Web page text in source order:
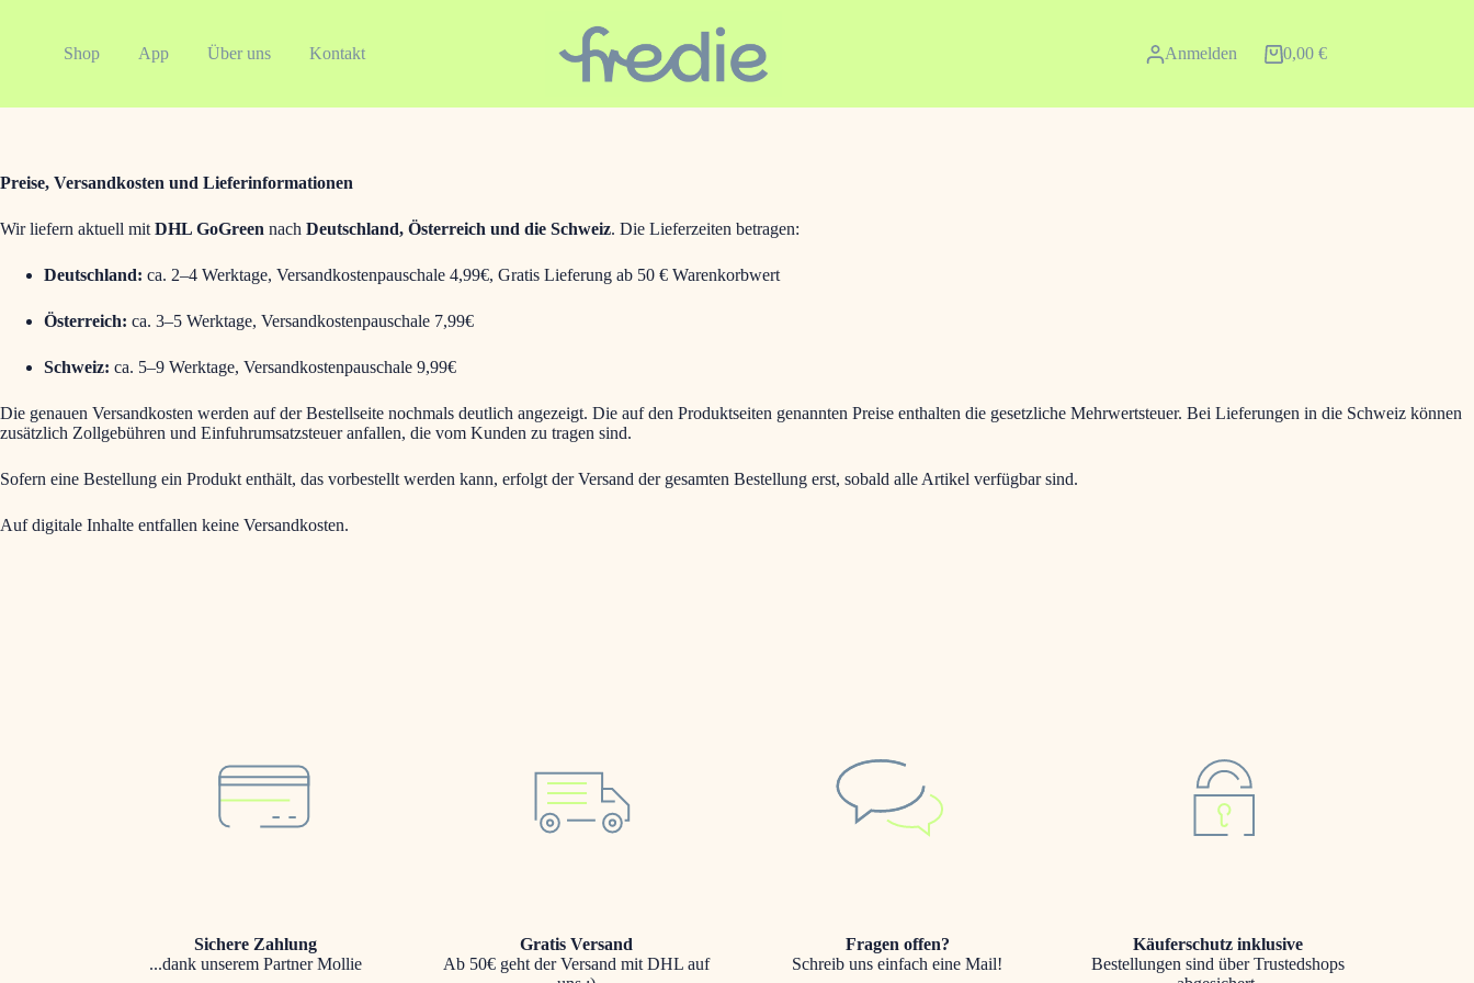
Shop App Über uns Kontakt Anmelden Warenkorb
0,00 €
Preise, Versandkosten und Lieferinformationen
Wir liefern aktuell mit DHL GoGreen nach Deutschland, Österreich und die Schweiz. Die Lieferzeiten betragen:
Deutschland: ca. 2–4 Werktage, Versandkostenpauschale 4,99€, Gratis Lieferung ab 50 € Warenkorbwert
Österreich: ca. 3–5 Werktage, Versandkostenpauschale 7,99€
Schweiz: ca. 5–9 Werktage, Versandkostenpauschale 9,99€
Die genauen Versandkosten werden auf der Bestellseite nochmals deutlich angezeigt. Die auf den Produktseiten genannten Preise enthalten die gesetzliche Mehrwertsteuer. Bei Lieferungen in die Schweiz können
zusätzlich Zollgebühren und Einfuhrumsatzsteuer anfallen, die vom Kunden zu tragen sind.
Sofern eine Bestellung ein Produkt enthält, das vorbestellt werden kann, erfolgt der Versand der gesamten Bestellung erst, sobald alle Artikel verfügbar sind.
Auf digitale Inhalte entfallen keine Versandkosten.
Sichere Zahlung
...dank unserem Partner Mollie
Gratis Versand
Ab 50€ geht der Versand mit DHL auf
Fragen offen?
Schreib uns einfach eine Mail!
Käuferschutz inklusive
Bestellungen sind über Trustedshops